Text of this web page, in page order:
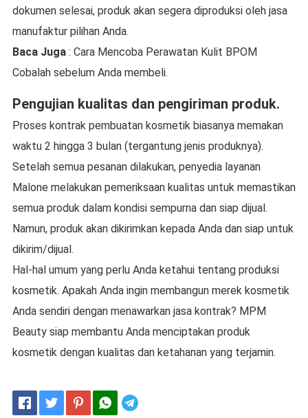
dokumen selesai, produk akan segera diproduksi oleh jasa
manufaktur pilihan Anda.
Baca Juga: Cara Mencoba Perawatan Kulit BPOM
Cobalah sebelum Anda membeli.
Pengujian kualitas dan pengiriman produk.
Proses kontrak pembuatan kosmetik biasanya memakan
waktu 2 hingga 3 bulan (tergantung jenis produknya).
Setelah semua pesanan dilakukan, penyedia layanan
Malone melakukan pemeriksaan kualitas untuk memastikan
semua produk dalam kondisi sempurna dan siap dijual.
Namun, produk akan dikirimkan kepada Anda dan siap untuk
dikirim/dijual.
Hal-hal umum yang perlu Anda ketahui tentang produksi
kosmetik. Apakah Anda ingin membangun merek kosmetik
Anda sendiri dengan menawarkan jasa kontrak? MPM
Beauty siap membantu Anda menciptakan produk
kosmetik dengan kualitas dan ketahanan yang terjamin.